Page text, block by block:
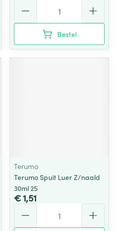
Bestel
Terumo
Terumo Spuit Luer Z/naald
30ml 25
€ 1,51